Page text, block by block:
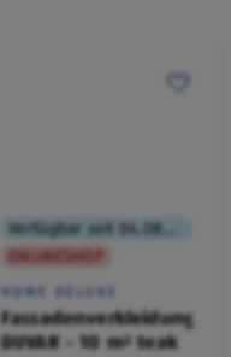
ONLINESHOP
HOME DELUXE
Fassadenverkleidung
DUVAR - 10 m² teak